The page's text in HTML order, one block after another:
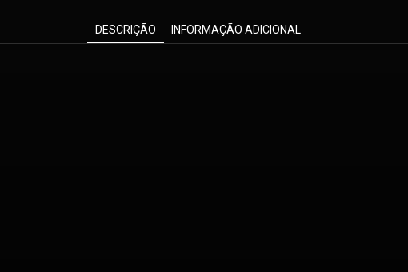
DESCRIÇÃO INFORMAÇÃO ADICIONAL